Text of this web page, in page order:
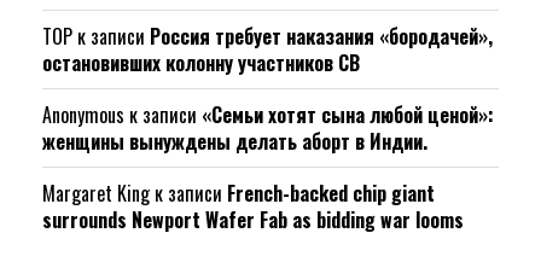
ТОР к записи Россия требует наказания «бородачей»,
остановивших колонну участников СВ
Anonymous к записи «Семьи хотят сына любой ценой»:
женщины вынуждены делать аборт в Индии.
Margaret Kingк записи French-backed chip giant
surrounds Newport Wafer Fab as bidding war looms